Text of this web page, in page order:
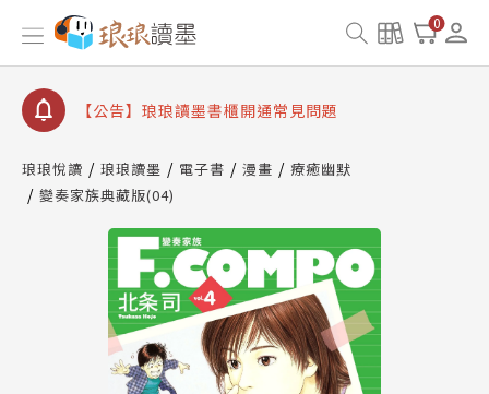
0
【公告】因 Readmoo 讀墨系統維護中，本站同步暫
停部分閱讀服務
【公告】琅琅讀墨數位閱讀資產合併與書櫃開通申請
【公告】琅琅讀墨書櫃開通常見問題
請圖文教學
【公告】琅琅書店服務升級重要說明及資產合併結果
查詢
【公告】因 Readmoo 讀墨系統維護中，本站同步暫
停部分閱讀服務
琅琅悅讀 琅琅讀墨 電子書 漫畫
療癒幽默
變奏家族典藏版(04)